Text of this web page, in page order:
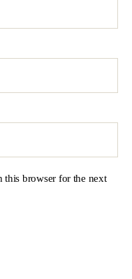
this browser for the next